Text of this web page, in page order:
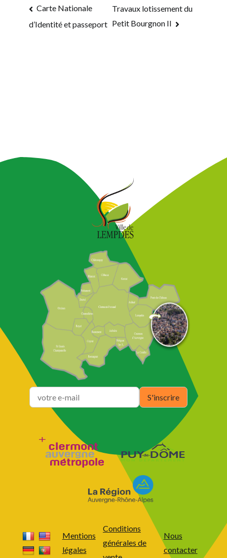
Navigation
de
Carte Nationale
d’Identité et passeport
Travaux lotissement du
Petit Bourgnon II
Mentions
légales
Conditions
générales de
Nous
contacter